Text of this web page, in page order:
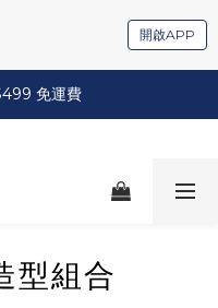
開啟APP
免運費
型組合